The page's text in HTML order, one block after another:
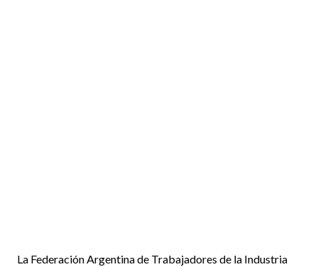
La Federación Argentina de Trabajadores de la Industria